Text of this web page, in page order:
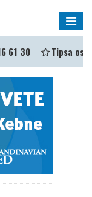
61 30 Tipsa oss